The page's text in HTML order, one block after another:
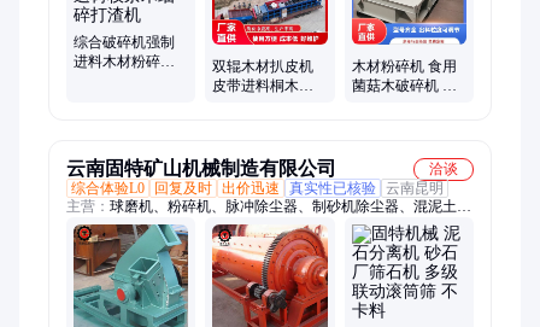
综合破碎机强制
进料木材粉碎机
双辊木材扒皮机
皮带进料桐木削
木材粉碎机 食用
菌菇木破碎机 木
云南固特矿山机械制造有限公司
洽谈
综合体验L0
回复及时 出价迅速 真实性已核验 云南昆明
主营： 球磨机、粉碎机、脉冲除尘器、制砂机除尘器、混泥土搅
拌机、处理环保设备、强制式搅拌机、混凝土搅拌设备